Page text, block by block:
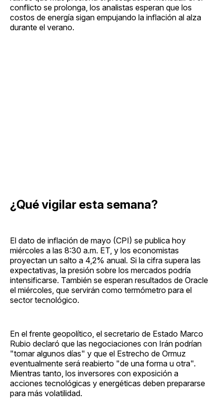
conflicto se prolonga, los analistas esperan que los
costos de energía sigan empujando la inflación al alza
durante el verano.
¿Qué vigilar esta semana?
El dato de inflación de mayo (CPI) se publica hoy
miércoles a las 8:30 a.m. ET, y los economistas
proyectan un salto a 4,2% anual. Si la cifra supera las
expectativas, la presión sobre los mercados podría
intensificarse. También se esperan resultados de Oracle
el miércoles, que servirán como termómetro para el
sector tecnológico.
En el frente geopolítico, el secretario de Estado Marco
Rubio declaró que las negociaciones con Irán podrían
"tomar algunos días" y que el Estrecho de Ormuz
eventualmente será reabierto "de una forma u otra".
Mientras tanto, los inversores con exposición a
acciones tecnológicas y energéticas deben prepararse
para más volatilidad.